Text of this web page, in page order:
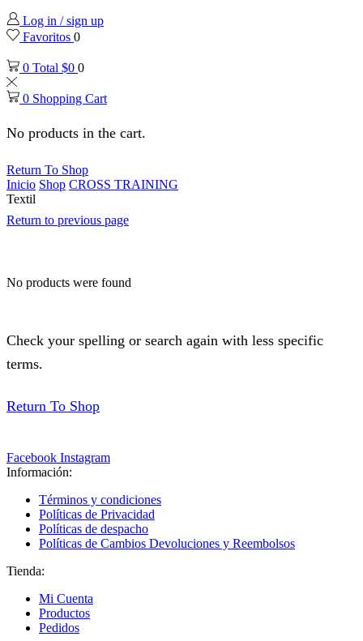
Log in / sign up
Favoritos 0
0 Total $0 0
0 Shopping Cart
No products in the cart.
Return To Shop
Inicio Shop CROSS TRAINING
Textil
Return to previous page
No products were found
Check your spelling or search again with less specific
terms.
Return To Shop
Facebook Instagram
Información:
Términos y condiciones
Políticas de Privacidad
Políticas de despacho
Políticas de Cambios Devoluciones y Reembolsos
Tienda:
Mi Cuenta
Productos
Pedidos